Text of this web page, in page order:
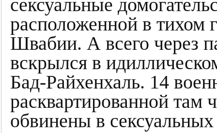
сексуальные
расположенной в тихом
Швабии. А всего через
вскрылся в
Бад-Райхенхаль. 14
расквартированной там
обвинены в сексуальных